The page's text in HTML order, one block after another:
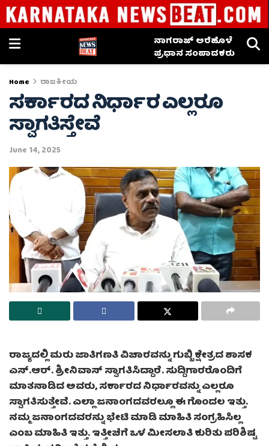
ನಾಗರಾಜ್ ಅರೆಹೊಳೆ
ಪ್ರಧಾನ ಸಂಪಾದಕರು
Home ರಾಜಕೀಯ
ಸರ್ಕಾರದ ನಿರ್ಧಾರ ಎಲ್ಲರೂ
ಸ್ವಾಗತಿಸ್ತೇವೆ
June 14, 2025
ರಾಜ್ಯದಲ್ಲಿ ಮರು ಜಾತಿಗಣತಿ ವಿಚಾರವನ್ನು ಗುಬ್ಬಿ ಕ್ಷೇತ್ರದ ಶಾಸಕ
ಎಸ್.ಆರ್. ಶ್ರೀನಿವಾಸ್ ಸ್ವಾಗತಿಸಿದ್ದಾರೆ. ಸುದ್ದಿಗಾರರೊಂದಿಗೆ
ಮಾತನಾಡಿದ ಅವರು, ಸರ್ಕಾರದ ನಿರ್ಧಾರವನ್ನು ಎಲ್ಲರೂ
ಸ್ವಾಗತಿಸುತ್ತೇವೆ. ಎಲ್ಲಾ ಜನಾಂಗದವರಲ್ಲೂ ಈ ಗೊಂದಲ ಇತ್ತು.
ನಮ್ಮ ಜನಾಂಗದವರನ್ನು ಭೇಟಿ ಮಾಡಿ ಮಾಹಿತಿ ಸಂಗ್ರಹಿಸಿಲ್ಲ
ಎಂಬ ಮಾಹಿತಿ ಇತ್ತು. ಇತ್ತೀಚೆಗೆ ಒಳ ಮೀಸಲಾತಿ ಕುರಿತು ಪರಿಶಿಷ್ಟ